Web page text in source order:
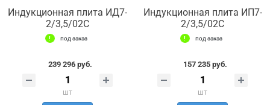
Индукционная плита ИД7-
2/3,5/02С
под заказ
239 296 руб.
шт
Индукционная плита ИП7-
2/3,5/02С
под заказ
157 235 руб.
шт